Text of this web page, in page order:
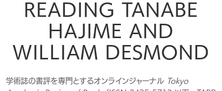
READING TANABE
HAJIME AND
WILLIAM DESMOND
学術誌の書評を専門とするオンラインジャーナル Tokyo